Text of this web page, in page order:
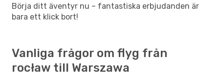
Börja ditt äventyr nu – fantastiska erbjudanden är
bara ett klick bort!
Vanliga frågor om flyg från
rocław till Warszawa